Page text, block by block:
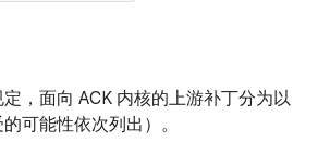
，面向 ACK 内核的上游补丁分为以
可能性依次列出）。